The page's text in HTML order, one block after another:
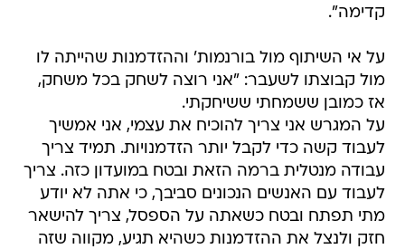
קדימה".
על אי השיתוף מול בורנמות' וההזדמנות שהייתה לו
מול קבוצתו לשעבר: "אני רוצה לשחק בכל משחק,
אז כמובן ששמחתי ששיחקתי.
על המגרש אני צריך להוכיח את עצמי, אני אמשיך
לעבוד קשה כדי לקבל יותר הזדמנויות. תמיד צריך
עבודה מנטלית ברמה הזאת ובטח במועדון כזה. צריך
לעבוד עם האנשים הנכונים סביבך, כי אתה לא יודע
מתי תפתח ובטח כשאתה על הספסל, צריך להישאר
חזק ולנצל את ההזדמנות כשהיא תגיע, מקווה שזה